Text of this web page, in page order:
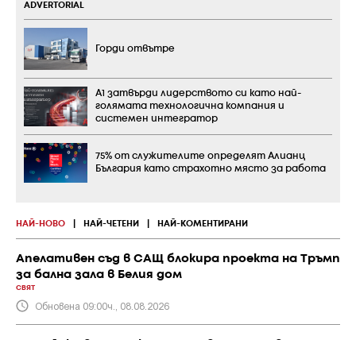
НАЙ-НОВО НАЙ-ЧЕТЕНИ НАЙ-КОМЕНТИРАНИ
Апелативен съд в САЩ блокира проекта на Тръмп
за бална зала в Белия дом
СВЯТ
Обновена 09:00ч., 08.08.2026
ADVERTORIAL
Горди отвътре
А1 затвърди лидерството си като най-
голямата технологична компания и
системен интегратор
75% от служителите определят Алианц
България като страхотно място за работа